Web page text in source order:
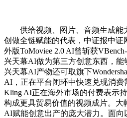
供给视频、图片、音频生成能
创做全链赋能的代表，中证报中证
外版ToMoviee 2.0 AI曾斩获
兴天幕AI做为第三方创意东西，
兴天幕AI产物还可取旗下
AI，正在平台闭环中快速兑现消费
Kling AI正在海外市场的付费表示
构成更具贸易价值的视频成片。大
AI赋能创意出产的庞大潜力。面向